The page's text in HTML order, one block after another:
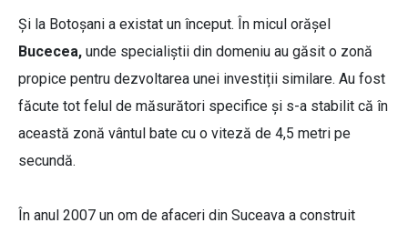
Și la Botoșani a existat un început. În micul orășel
Bucecea, unde specialiștii din domeniu au găsit o zonă
propice pentru dezvoltarea unei investiții similare. Au fost
făcute tot felul de măsurători specifice și s-a stabilit că în
această zonă vântul bate cu o viteză de 4,5 metri pe
secundă.
În anul 2007 un om de afaceri din Suceava a construit